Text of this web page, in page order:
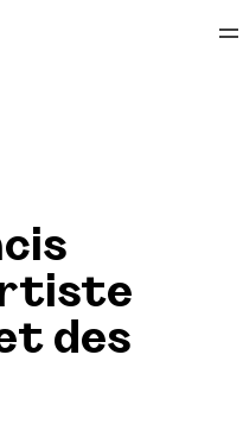
des